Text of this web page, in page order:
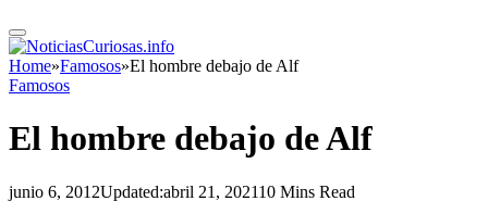
Home»Famosos»El hombre debajo de Alf
Famosos
El hombre debajo de Alf
junio 6, 2012Updated:abril 21, 202110 Mins Read